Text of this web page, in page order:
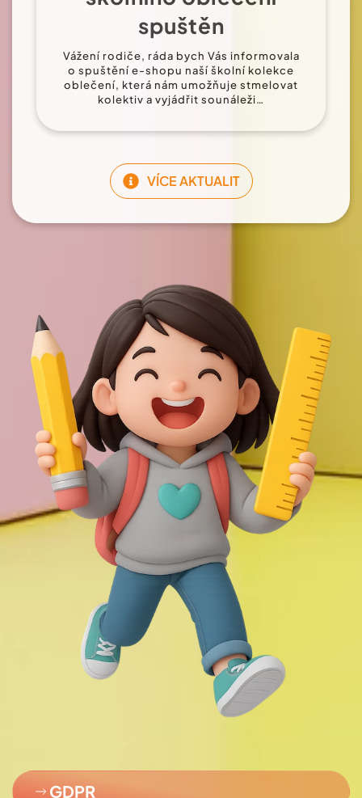
spuštěn
Vážení rodiče, ráda bych Vás informovala
o spuštění e-shopu naší školní kolekce
oblečení, která nám umožňuje stmelovat
kolektiv a vyjádřit sounáleži…
VÍCE AKTUALIT
GDPR